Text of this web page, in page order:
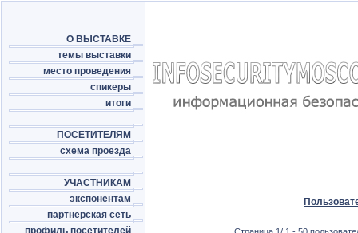
О ВЫСТАВКЕ
темы выставки
место проведения
спикеры
итоги
ПОСЕТИТЕЛЯМ
схема проезда
УЧАСТНИКАМ
экспонентам
партнерская сеть
профиль посетителей